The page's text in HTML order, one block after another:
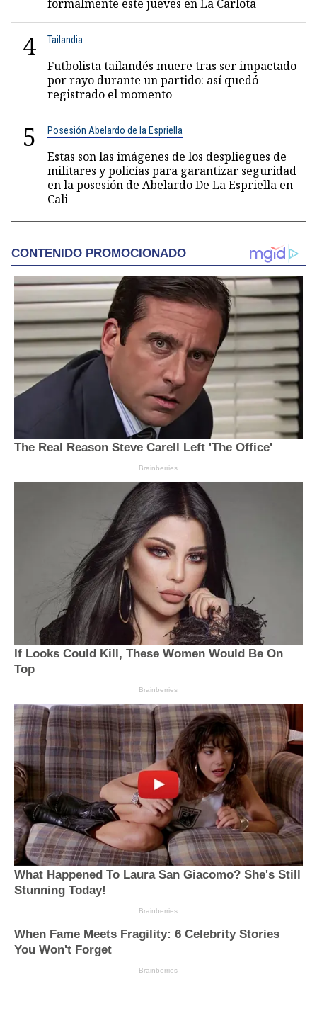
formalmente este jueves en La Carlota
4 Tailandia
Futbolista tailandés muere tras ser impactado
por rayo durante un partido: así quedó
registrado el momento
5 Posesión Abelardo de la Espriella
Estas son las imágenes de los despliegues de
militares y policías para garantizar seguridad
en la posesión de Abelardo De La Espriella en
Cali